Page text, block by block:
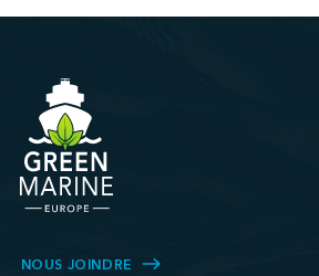
NOUS JOINDRE